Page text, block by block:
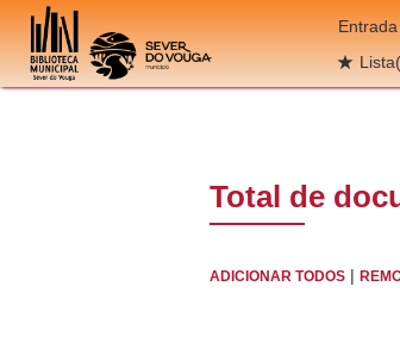
Ir para o conteúdo
Entrada
Lista
Total de
ADICIONAR TODOS |